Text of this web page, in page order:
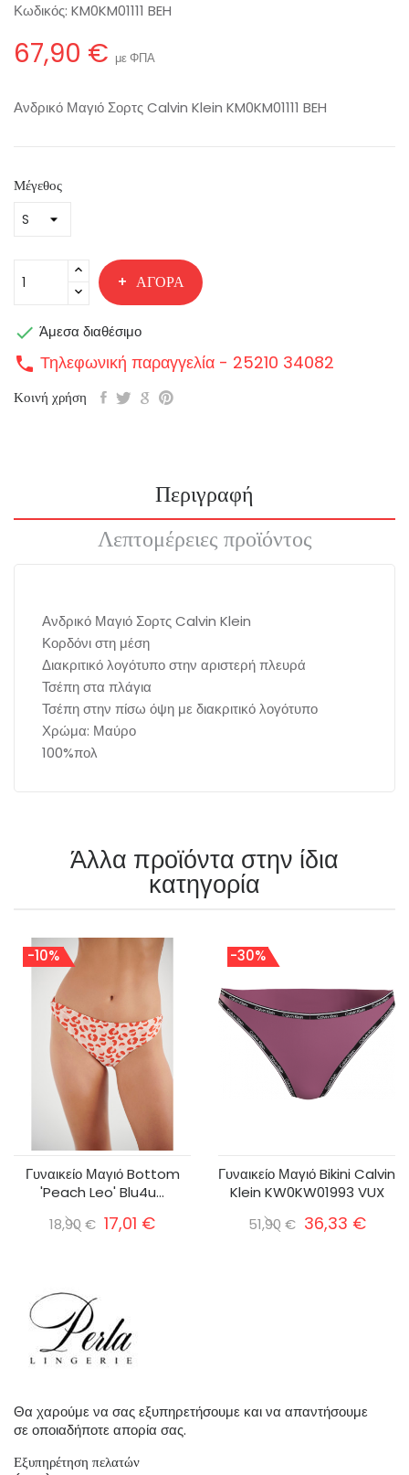
Κωδικός: KM0KM01111 BEH
67,90 € με ΦΠΑ
Ανδρικό Μαγιό Σορτς Calvin Klein KM0KM01111 BEH
Μέγεθος
ΑΓΟΡΆ
 Άμεσα διαθέσιμο
call Τηλεφωνική παραγγελία - 25210 34082
Κοινή χρήση
Περιγραφή
Λεπτομέρειες προϊόντος
Ανδρικό Μαγιό Σορτς Calvin Klein
Κορδόνι στη μέση
Διακριτικό λογότυπο στην αριστερή πλευρά
Τσέπη στα πλάγια
Τσέπη στην πίσω όψη με διακριτικό λογότυπο
Χρώμα: Μαύρο
100%πολ
Άλλα προϊόντα στην ίδια
κατηγορία
-10%
Γυναικείο Μαγιό Bottom
'Peach Leo' Blu4u...
18,90 € 17,01 €
-30%
Γυναικείο Μαγιό Bikini Calvin
Klein KW0KW01993 VUX
51,90 € 36,33 €
Θα χαρούμε να σας εξυπηρετήσουμε και να απαντήσουμε
σε οποιαδήποτε απορία σας.
Εξυπηρέτηση πελατών